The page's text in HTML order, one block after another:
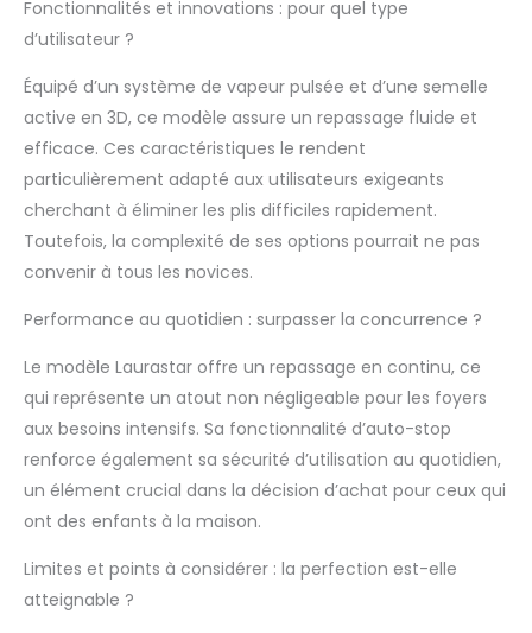
d’eau restant produit
d’eau amovible de la
Laurastar Lift Plus
Ultimate Black peut
contenir jusqu’à 1,1 litre
et renferme un filtre
anticalcaire intégré. Il
permet d’ajouter de
l’eau en court de
Utilisation sécurisée :
Laurastar Lift Plus
Ultimate Black
dispose d’une
fonction « auto-stop
» qui éteint
automatiquement la
centrale vapeur au
de non-utilisation
Fonctionnalités et innovations : pour quel type
d’utilisateur ?
Équipé d’un système de vapeur pulsée et d’une semelle
active en 3D, ce modèle assure un repassage fluide et
efficace. Ces caractéristiques le rendent
particulièrement adapté aux utilisateurs exigeants
cherchant à éliminer les plis difficiles rapidement.
Toutefois, la complexité de ses options pourrait ne pas
convenir à tous les novices.
Performance au quotidien : surpasser la concurrence ?
Le modèle Laurastar offre un repassage en continu, ce
qui représente un atout non négligeable pour les foyers
aux besoins intensifs. Sa fonctionnalité d’auto-stop
renforce également sa sécurité d’utilisation au quotidien,
un élément crucial dans la décision d’achat pour ceux qui
ont des enfants à la maison.
Limites et points à considérer : la perfection est-elle
atteignable ?